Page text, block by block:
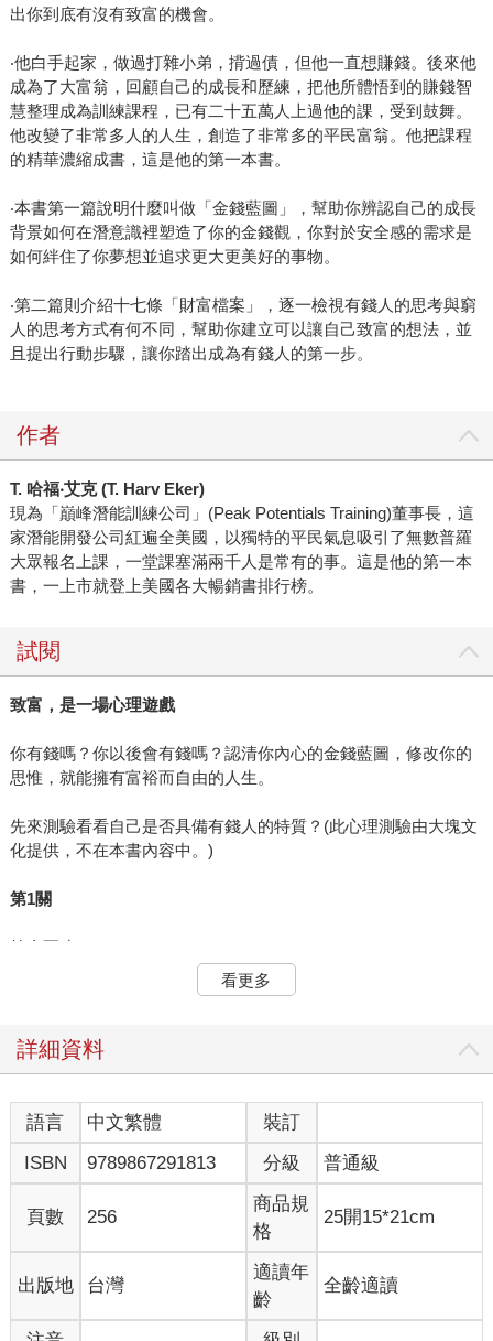
出你到底有沒有致富的機會。
‧他白手起家，做過打雜小弟，揹過債，但他一直想賺錢。後來他
成為了大富翁，回顧自己的成長和歷練，把他所體悟到的賺錢智
慧整理成為訓練課程，已有二十五萬人上過他的課，受到鼓舞。
他改變了非常多人的人生，創造了非常多的平民富翁。他把課程
的精華濃縮成書，這是他的第一本書。
‧本書第一篇說明什麼叫做「金錢藍圖」，幫助你辨認自己的成長
背景如何在潛意識裡塑造了你的金錢觀，你對於安全感的需求是
如何絆住了你夢想並追求更大更美好的事物。
‧第二篇則介紹十七條「財富檔案」，逐一檢視有錢人的思考與窮
人的思考方式有何不同，幫助你建立可以讓自己致富的想法，並
且提出行動步驟，讓你踏出成為有錢人的第一步。
作者
T. 哈福‧艾克 (T. Harv Eker)
現為「巔峰潛能訓練公司」(Peak Potentials Training)董事長，這
家潛能開發公司紅遍全美國，以獨特的平民氣息吸引了無數普羅
大眾報名上課，一堂課塞滿兩千人是常有的事。這是他的第一本
書，一上市就登上美國各大暢銷書排行榜。
試閱
致富，是一場心理遊戲
你有錢嗎？你以後會有錢嗎？認清你內心的金錢藍圖，修改你的
思惟，就能擁有富裕而自由的人生。
先來測驗看看自己是否具備有錢人的特質？(此心理測驗由大塊文
化提供，不在本書內容中。)
第1關
拾金不昧
如果在地上看到一枚壹圓硬幣，你會怎麼做？
a.撿起來放在口袋裡，但是懷疑這一塊錢能幹什麼。
c.視若無睹地走過去。
第2關
選出你大部分的朋友的財務狀態。
a.我大部分的朋友都比我窮。
看更多
詳細資料
語言 中文繁體
裝訂
ISBN
9789867291813 分級 普通級
頁數 256
商品規
格
25開15*21cm
出版地 台灣
適讀年
齡
全齡適讀